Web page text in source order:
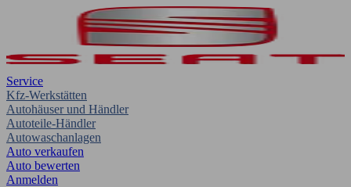
Service
Kfz-Werkstätten
Autohäuser und Händler
Autoteile-Händler
Autowaschanlagen
Auto verkaufen
Auto bewerten
Anmelden